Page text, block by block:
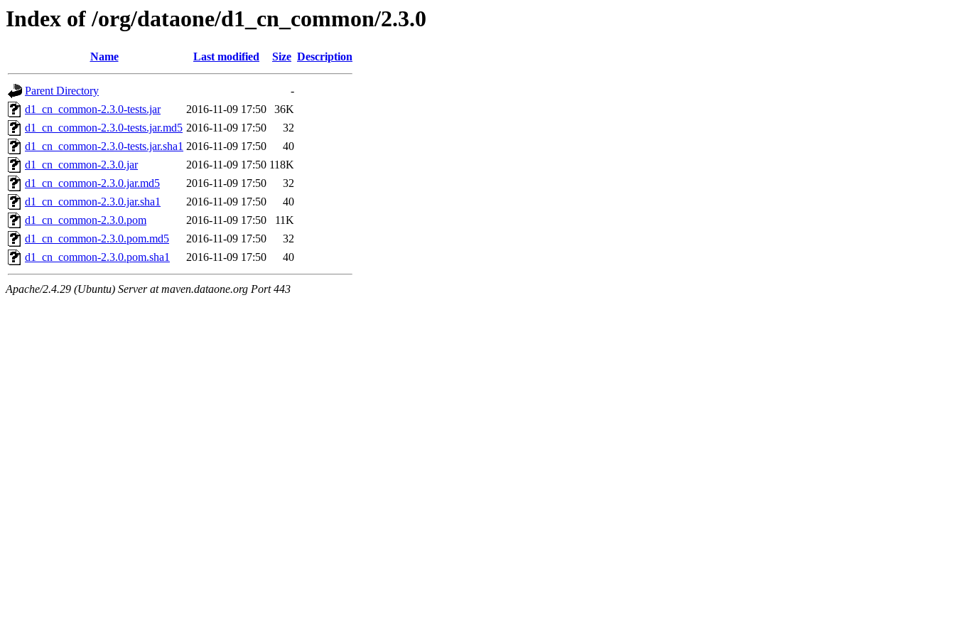
Index of /org/dataone/d1_cn_common/2.3.0
Name Last modified Size Description
Parent Directory
-
d1_cn_common-2.3.0-tests.jar
2016-11-09 17:50
36K
d1_cn_common-2.3.0-tests.jar.md5 2016-11-09 17:50
32
d1_cn_common-2.3.0-tests.jar.sha1 2016-11-09 17:50
40
d1_cn_common-2.3.0.jar
2016-11-09 17:50 118K
d1_cn_common-2.3.0.jar.md5
2016-11-09 17:50
32
d1_cn_common-2.3.0.jar.sha1
2016-11-09 17:50
40
d1_cn_common-2.3.0.pom
2016-11-09 17:50
11K
d1_cn_common-2.3.0.pom.md5
2016-11-09 17:50
32
d1_cn_common-2.3.0.pom.sha1
2016-11-09 17:50 40
Apache/2.4.29 (Ubuntu) Server at maven.dataone.org Port 443